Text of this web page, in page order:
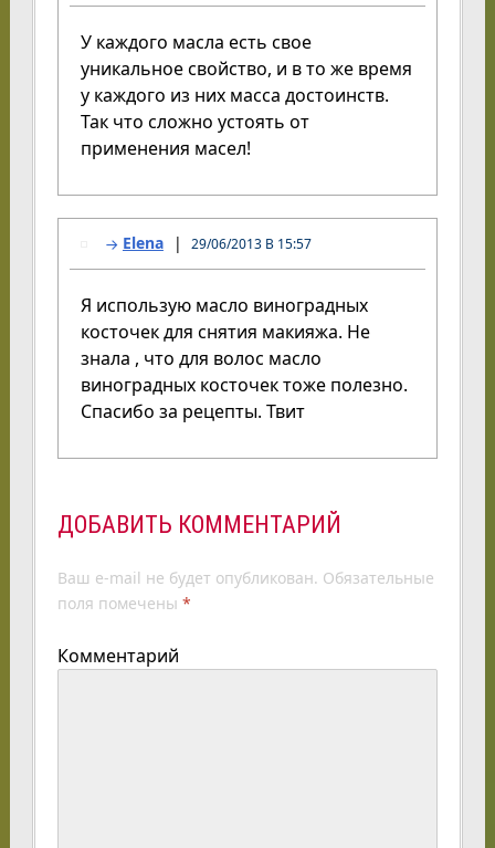
У каждого масла есть свое
уникальное свойство, и в то же время
у каждого из них масса достоинств.
Так что сложно устоять от
применения масел!
Elena 29/06/2013 В 15:57
Я использую масло виноградных
косточек для снятия макияжа. Не
знала , что для волос масло
виноградных косточек тоже полезно.
Спасибо за рецепты. Твит
ДОБАВИТЬ КОММЕНТАРИЙ
Ваш e-mail не будет опубликован. Обязательные
поля помечены *
Комментарий